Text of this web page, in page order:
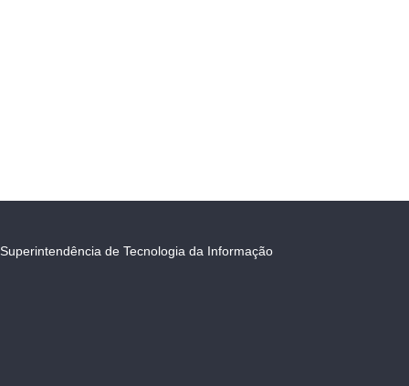
Superintendência de Tecnologia da Informação